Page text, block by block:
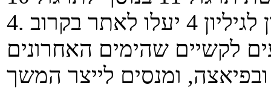
לקשיים שהימים האחרונים
ובפיאצה, ומנסים לייצר המשך